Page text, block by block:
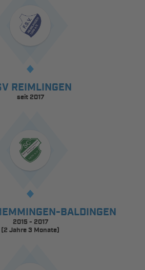
REIMLINGEN
seit 2017
BALDINGEN
2015 - 2017
(2 Jahre 3 Monate)